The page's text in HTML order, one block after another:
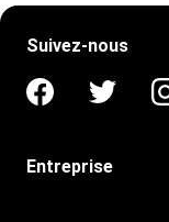
Suivez-nous
Entreprise